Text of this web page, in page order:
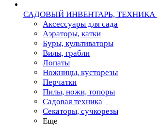
САДОВЫЙ ИНВЕНТАРЬ, ТЕХНИКА
Аксессуары для сада
Аэраторы, катки
Буры, культиваторы
Вилы, грабли
Лопаты
Ножницы, кусторезы
Перчатки
Пилы, ножи, топоры
Садовая техника
Секаторы, сучкорезы
Еще